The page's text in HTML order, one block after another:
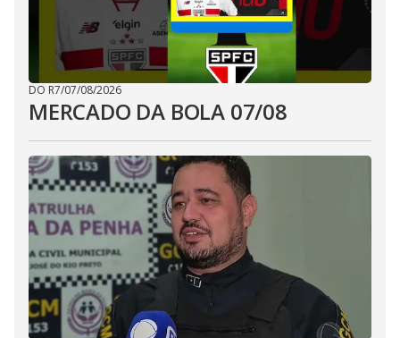
DO R7/07/08/2026
MERCADO DA BOLA 07/08